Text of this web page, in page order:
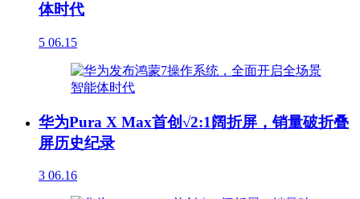
体时代
5 06.15
华为Pura X Max首创√2:1阔折屏，销量破折叠
屏历史纪录
3 06.16